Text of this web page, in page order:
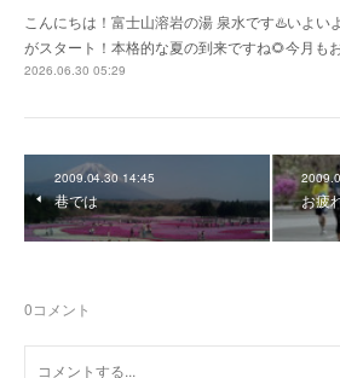
こんにちは！富士山溶岩の湯 泉水です♨️いよい
がスタート！本格的な夏の到来ですね🌻今月も
2026.06.30 05:29
2009.04.30 14:45
巷では お疲
0コメント